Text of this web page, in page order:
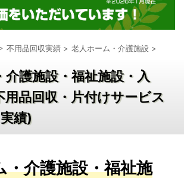
不用品回収実績 > 老人ホーム・介護施設 >
介護施設・福祉施設・入
用品回収・片付けサービス
績)
・介護施設・福祉施